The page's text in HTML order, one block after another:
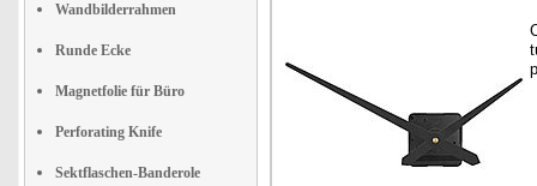
Wandbilderrahmen
Runde Ecke
Magnetfolie für Büro
Perforating Knife
Sektflaschen-Banderole